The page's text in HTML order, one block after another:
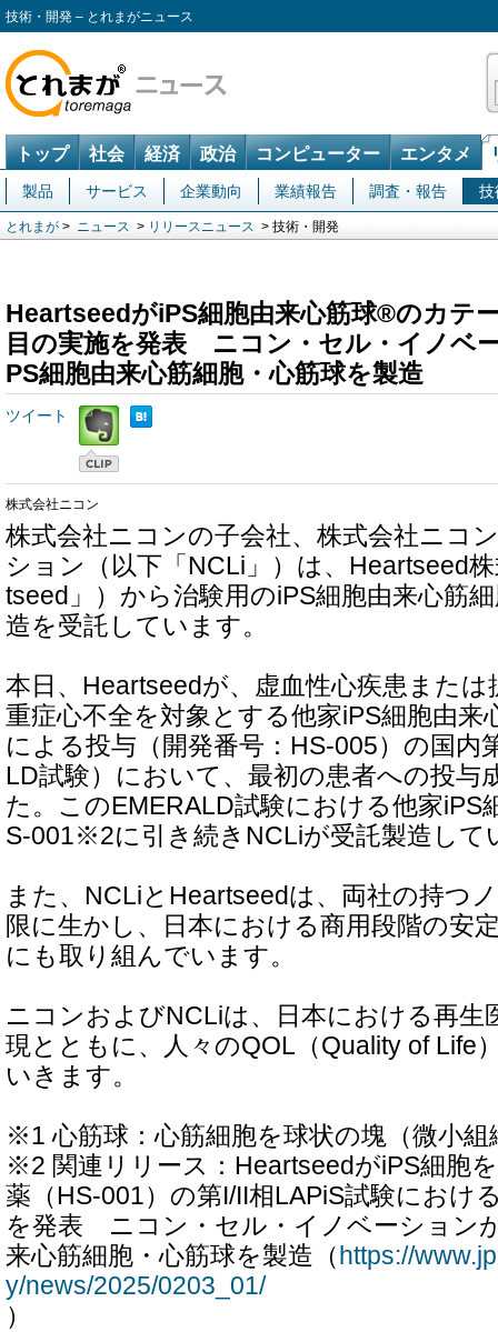
技術・開発 – とれまがニュース
トップ 社会 経済 政治 コンピューター エンタメ
製品 サービス 企業動向 業績報告 調査・報告 技
とれまが > ニュース > リリースニュース > 技術・開発
HeartseedがiPS細胞由来心筋球®のカテ
目の実施を発表 ニコン・セル・イノベ
PS細胞由来心筋細胞・心筋球を製造
ツイート
株式会社ニコン
株式会社ニコンの子会社、株式会社ニコ
ション（以下「NCLi」）は、Heartseed
tseed」）から治験用のiPS細胞由来心筋
造を受託しています。
本日、Heartseedが、虚血性心疾患また
重症心不全を対象とする他家iPS細胞由来
による投与（開発番号：HS-005）の国内
LD試験）において、最初の患者への投与
た。このEMERALD試験における他家iPS
S-001※2に引き続きNCLiが受託製造して
また、NCLiとHeartseedは、両社の持つ
限に生かし、日本における商用段階の安
にも取り組んでいます。
ニコンおよびNCLiは、日本における再生
現とともに、人々のQOL（Quality of Life
いきます。
※1 心筋球：心筋細胞を球状の塊（微小
※2 関連リリース：HeartseedがiPS細胞
薬（HS-001）の第I/II相LAPiS試験におけ
を発表 ニコン・セル・イノベーション
来心筋細胞・心筋球を製造（ https://
y/news/2025/0203_01/
）